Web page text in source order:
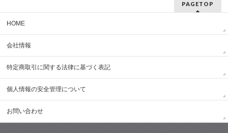
PAGETOP
HOME
会社情報
特定商取引に関する法律に基づく表記
個人情報の安全管理について
お問い合わせ